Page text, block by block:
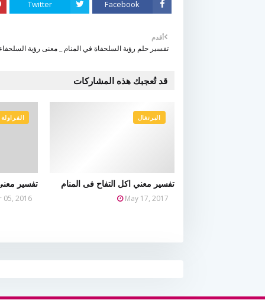
Facebook
Twitter
أقدم
تفسير حلم رؤية السلحفاة في المنام _ معنى رؤية
قد تُعجبك هذه المشاركات
البرتغال
تفسير معني اكل التفاح فى المنام
May 17, 2017
الفراولة
تفسير
05, 2016